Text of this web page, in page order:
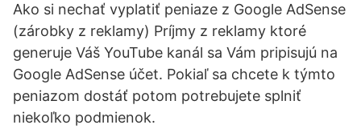
Ako si nechať vyplatiť peniaze z Google AdSense
(zárobky z reklamy) Príjmy z reklamy ktoré
generuje Váš YouTube kanál sa Vám pripisujú na
Google AdSense účet. Pokiaľ sa chcete k týmto
peniazom dostáť potom potrebujete splniť
niekoľko podmienok.